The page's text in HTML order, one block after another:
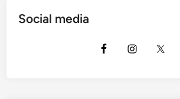
Social media